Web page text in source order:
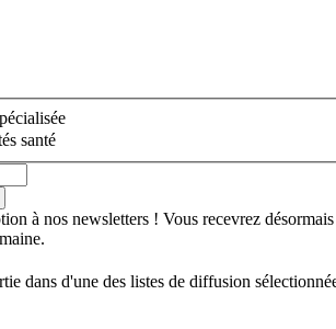
santé
à nos newsletters ! Vous recevrez désormais
dans d'une des listes de diffusion